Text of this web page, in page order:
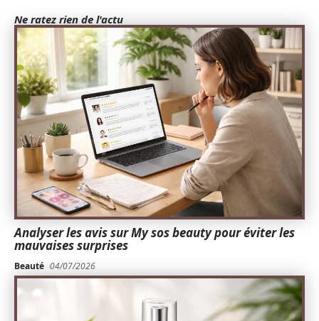
Ne ratez rien de l'actu
Analyser les avis sur My sos beauty pour éviter les
mauvaises surprises
Beauté 04/07/2026